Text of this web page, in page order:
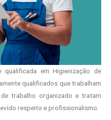
em Higienização de
qualificados que trabalham
trabalho organizado e tratam
respeito e profissionalismo.